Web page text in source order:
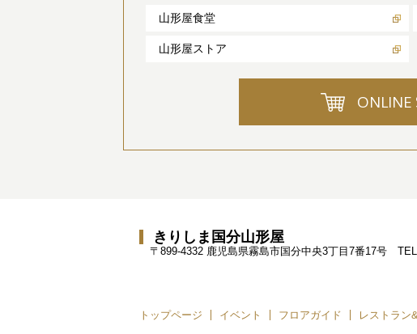
山形屋食堂
山形屋ストア
ONLINE
きりしま国分山形屋
〒899-4332 鹿児島県霧島市国分中央3丁目7番17号 TEL
トップページ イベント フロアガイド レストラン